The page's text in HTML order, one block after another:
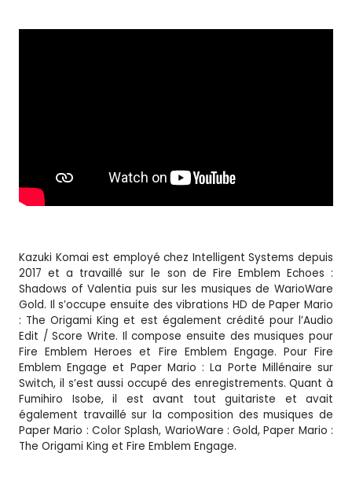
Kazuki Komai est employé chez Intelligent Systems depuis
2017 et a travaillé sur le son de Fire Emblem Echoes :
Shadows of Valentia puis sur les musiques de WarioWare
Gold. Il s’occupe ensuite des vibrations HD de Paper Mario
: The Origami King et est également crédité pour l’Audio
Edit / Score Write. Il compose ensuite des musiques pour
Fire Emblem Heroes et Fire Emblem Engage. Pour Fire
Emblem Engage et Paper Mario : La Porte Millénaire sur
Switch, il s’est aussi occupé des enregistrements. Quant à
Fumihiro Isobe, il est avant tout guitariste et avait
également travaillé sur la composition des musiques de
Paper Mario : Color Splash, WarioWare : Gold, Paper Mario :
The Origami King et Fire Emblem Engage.